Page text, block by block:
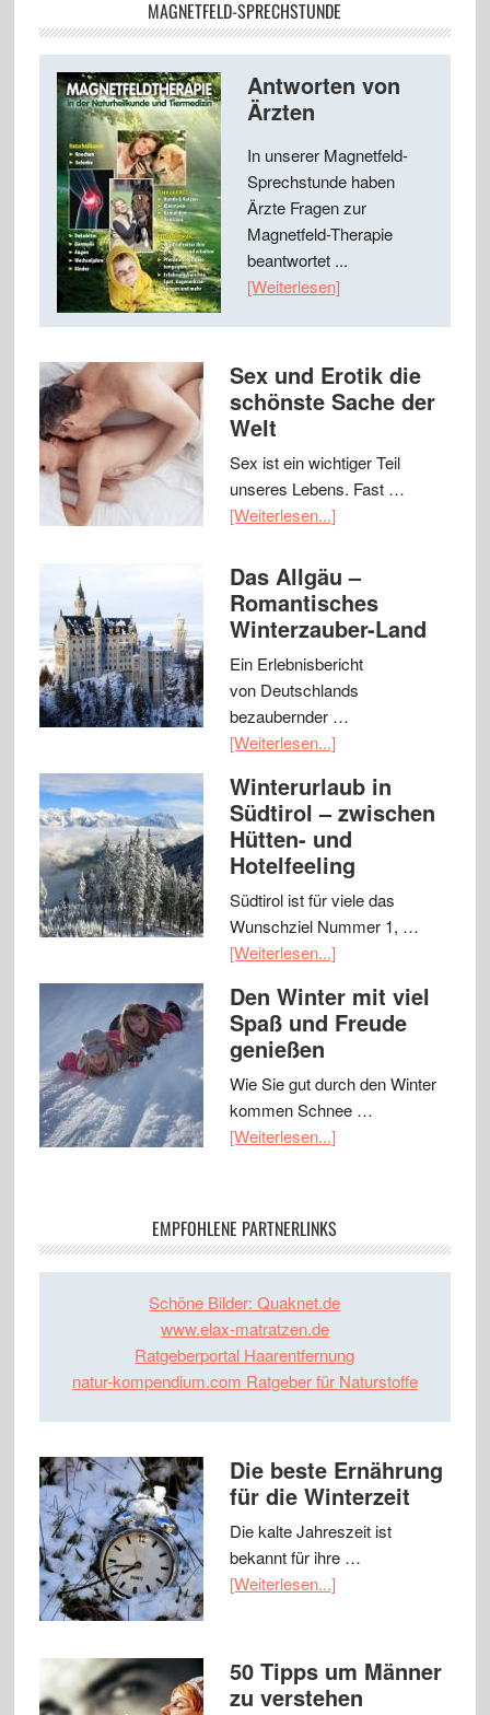
MAGNETFELD-SPRECHSTUNDE
Antworten von
Ärzten
In unserer Magnetfeld-
Sprechstunde haben
Ärzte Fragen zur
Magnetfeld-Therapie
beantwortet ...
[Weiterlesen]
Sex und Erotik die
schönste Sache der
Welt
Sex ist ein wichtiger Teil
unseres Lebens. Fast …
[Weiterlesen...]
Das Allgäu –
Romantisches
Winterzauber-Land
Ein Erlebnisbericht
von Deutschlands
bezaubernder …
[Weiterlesen...]
Winterurlaub in
Südtirol – zwischen
Hütten- und
Hotelfeeling
Südtirol ist für viele das
Wunschziel Nummer 1, …
[Weiterlesen...]
Den Winter mit viel
Spaß und Freude
genießen
Wie Sie gut durch den Winter
kommen Schnee …
[Weiterlesen...]
EMPFOHLENE PARTNERLINKS
Schöne Bilder: Quaknet.de
www.elax-matratzen.de
Ratgeberportal Haarentfernung
natur-kompendium.com Ratgeber für Naturstoffe
Die beste Ernährung
für die Winterzeit
Die kalte Jahreszeit ist
bekannt für ihre …
[Weiterlesen...]
50 Tipps um Männer
zu verstehen